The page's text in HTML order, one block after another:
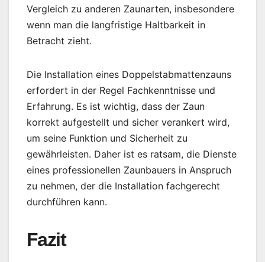
Vergleich zu anderen Zaunarten, insbesondere
wenn man die langfristige Haltbarkeit in
Betracht zieht.
Die Installation eines Doppelstabmattenzauns
erfordert in der Regel Fachkenntnisse und
Erfahrung. Es ist wichtig, dass der Zaun
korrekt aufgestellt und sicher verankert wird,
um seine Funktion und Sicherheit zu
gewährleisten. Daher ist es ratsam, die Dienste
eines professionellen Zaunbauers in Anspruch
zu nehmen, der die Installation fachgerecht
durchführen kann.
Fazit